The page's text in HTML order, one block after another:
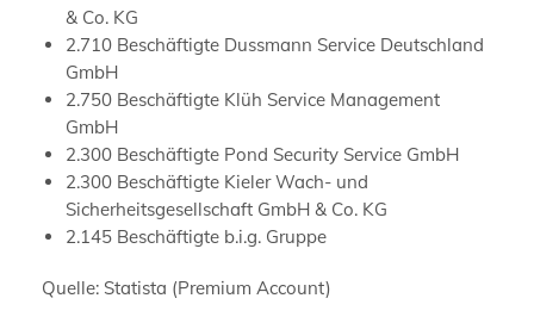
& Co. KG
2.710 Beschäftigte Dussmann Service Deutschland
GmbH
2.750 Beschäftigte Klüh Service Management
GmbH
2.300 Beschäftigte Pond Security Service GmbH
2.300 Beschäftigte Kieler Wach- und
Sicherheitsgesellschaft GmbH & Co. KG
2.145 Beschäftigte b.i.g. Gruppe
Quelle: Statista (Premium Account)